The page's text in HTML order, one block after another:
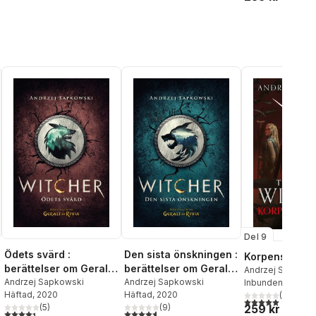
röster:
Ödets svärd :
berättelser om Geralt
av Rivia
Andrzej Sapkowski
Häftad, 2020
4,4utav 5 stjärnor. Totalt antal röster:
(5)
Den sista önskningen :
berättelser om Geralt
av Rivia
Andrzej Sapkowski
Häftad, 2020
4,6utav 5 stjärnor. Totalt antal röster:
(9)
Del 9
Korpens
Andrzej
Inbunden
5,0utav 5(
259 kr